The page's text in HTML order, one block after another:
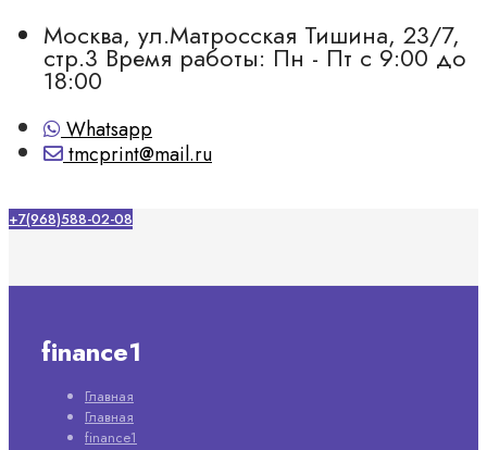
Москва, ул.Матросская Тишина, 23/7,
стр.3 Время работы: Пн - Пт с 9:00 до
18:00
Whatsapp
tmcprint@mail.ru
+7(968)588-02-08
finance1
Главная
Главная
finance1